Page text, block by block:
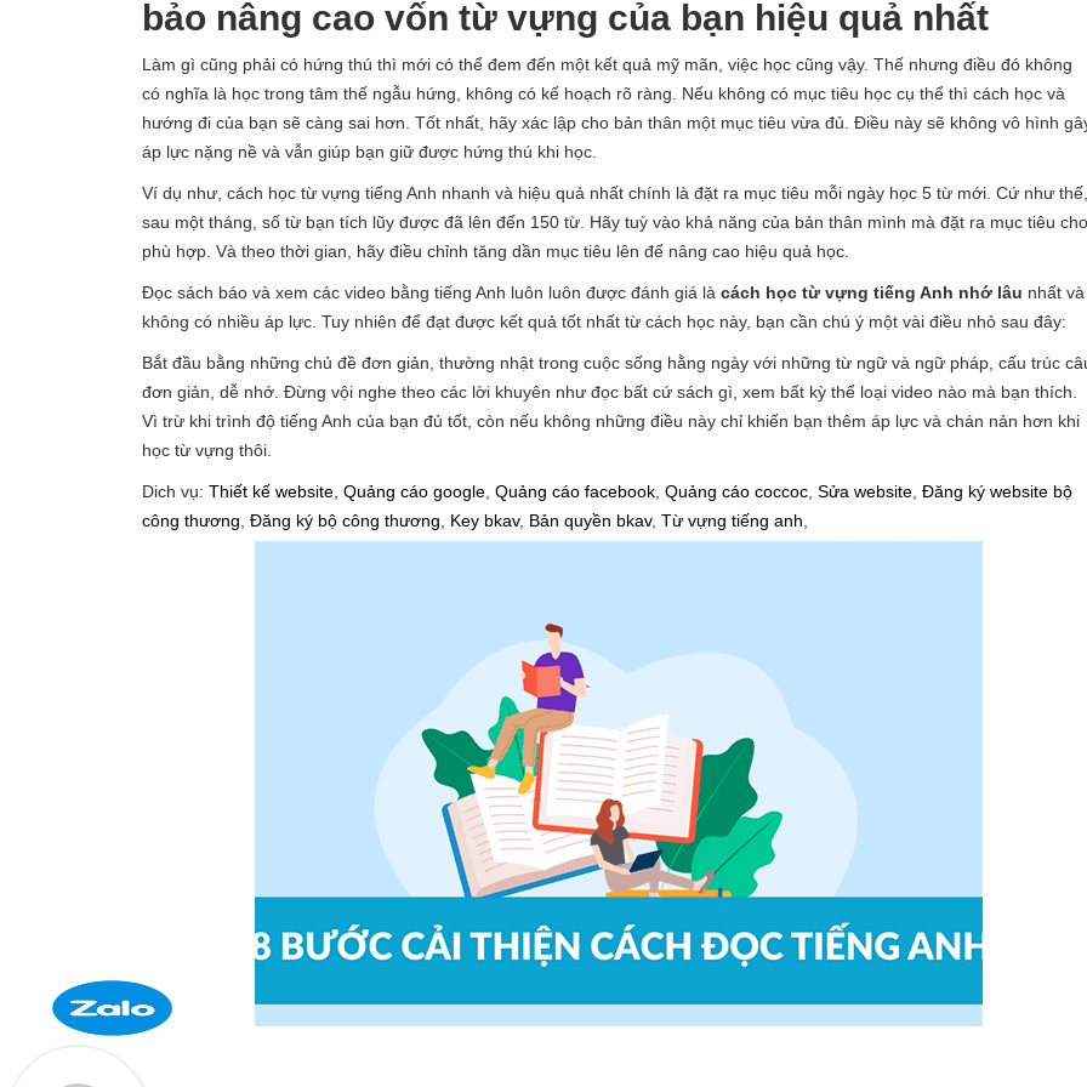
bảo nâng cao vốn từ vựng của bạn hiệu quả nhất
Làm gì cũng phải có hứng thú thì mới có thể đem đến một kết quả mỹ mãn, việc học cũng vậy. Thế nhưng điều đó không
có nghĩa là học trong tâm thế ngẫu hứng, không có kế hoạch rõ ràng. Nếu không có mục tiêu học cụ thể thì cách học và
hướng đi của bạn sẽ càng sai hơn. Tốt nhất, hãy xác lập cho bản thân một mục tiêu vừa đủ. Điều này sẽ không vô hình
áp lực nặng nề và vẫn giúp bạn giữ được hứng thú khi học.
Ví dụ như, cách học từ vựng tiếng Anh nhanh và hiệu quả nhất chính là đặt ra mục tiêu mỗi ngày học 5 từ mới. Cứ như thế,
sau một tháng, số từ bạn tích lũy được đã lên đến 150 từ. Hãy tuỳ vào khả năng của bản thân mình mà đặt ra mục tiêu cho
phù hợp. Và theo thời gian, hãy điều chỉnh tăng dần mục tiêu lên để nâng cao hiệu quả học.
Đọc sách báo và xem các video bằng tiếng Anh luôn luôn được đánh giá là cách học từ vựng tiếng Anh nhớ lâu nhất và
không có nhiều áp lực. Tuy nhiên để đạt được kết quả tốt nhất từ cách học này, bạn cần chú ý một vài điều nhỏ sau đây:
Bắt đầu bằng những chủ đề đơn giản, thường nhật trong cuộc sống hằng ngày với những từ ngữ và ngữ pháp, cấu trúc
đơn giản, dễ nhớ. Đừng vội nghe theo các lời khuyên như đọc bất cứ sách gì, xem bất kỳ thể loại video nào mà bạn thích.
Vì trừ khi trình độ tiếng Anh của bạn đủ tốt, còn nếu không những điều này chỉ khiến bạn thêm áp lực và chán nản hơn khi
học từ vựng thôi.
Dich vụ: Thiết kế website Quảng cáo google Quảng cáo facebook Quảng cáo coccoc Sửa website Đăng ký website bộ
công thương Đăng ký bộ công thương Key bkav, Bản quyền bkav, Từ vựng tiếng anh